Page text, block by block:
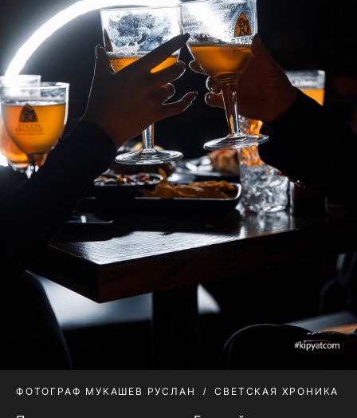
ФОТОГРАФ МУКАШЕВ РУСЛАН СВЕТСКАЯ ХРОНИКА